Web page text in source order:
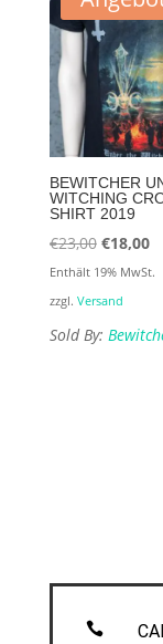
BEWITCHER
WITCHING
SHIRT 2019
€23,00
Preis
war:
€23,00
€18,00
Enthält 19% MwSt.
zzgl. Versand
Sold By:
